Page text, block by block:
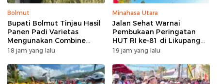
Bolmut
Bupati Bolmut Tinjau Hasil
Panen Padi Varietas
Mengunakan Combine
Harvester
18 jam yang lalu
Minahasa Utara
Jalan Sehat Warnai
Pembukaan Peringatan
HUT RI ke-81 di Likupang
Barat
19 jam yang lalu